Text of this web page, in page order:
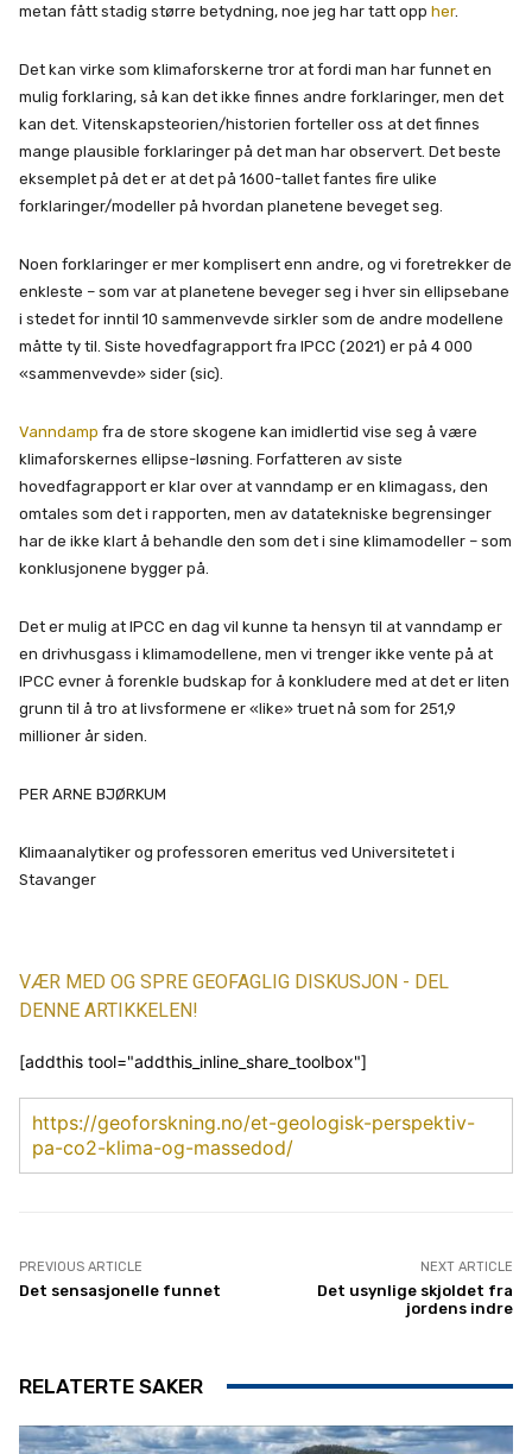
metan fått stadig større betydning, noe jeg har tatt opp her.
Det kan virke som klimaforskerne tror at fordi man har funnet en
mulig forklaring, så kan det ikke finnes andre forklaringer, men det
kan det. Vitenskapsteorien/historien forteller oss at det finnes
mange plausible forklaringer på det man har observert. Det beste
eksemplet på det er at det på 1600-tallet fantes fire ulike
forklaringer/modeller på hvordan planetene beveget seg.
Noen forklaringer er mer komplisert enn andre, og vi foretrekker de
enkleste – som var at planetene beveger seg i hver sin ellipsebane
i stedet for inntil 10 sammenvevde sirkler som de andre modellene
måtte ty til. Siste hovedfagrapport fra IPCC (2021) er på 4 000
«sammenvevde» sider (sic).
Vanndamp fra de store skogene kan imidlertid vise seg å være
klimaforskernes ellipse-løsning. Forfatteren av siste
hovedfagrapport er klar over at vanndamp er en klimagass, den
omtales som det i rapporten, men av datatekniske begrensinger
har de ikke klart å behandle den som det i sine klimamodeller – som
konklusjonene bygger på.
Det er mulig at IPCC en dag vil kunne ta hensyn til at vanndamp er
en drivhusgass i klimamodellene, men vi trenger ikke vente på at
IPCC evner å forenkle budskap for å konkludere med at det er liten
grunn til å tro at livsformene er «like» truet nå som for 251,9
millioner år siden.
PER ARNE BJØRKUM
Klimaanalytiker og professoren emeritus ved Universitetet i
Stavanger
VÆR MED OG SPRE GEOFAGLIG DISKUSJON - DEL
DENNE ARTIKKELEN!
[addthis tool="addthis_inline_share_toolbox"]
https://geoforskning.no/et-geologisk-perspektiv-
pa-co2-klima-og-massedod/
PREVIOUS ARTICLE
Det sensasjonelle funnet
NEXT ARTICLE
Det usynlige skjoldet fra
jordens indre
RELATERTE SAKER